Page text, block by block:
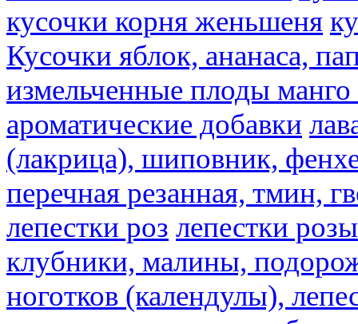
кусочки корня женьшеня
Кусочки яблок, ананаса,
измельченные плоды
ароматические добавки
(лакрица), шиповник,
перечная резанная, тмин,
лепестки роз лепестки розы
клубники, малины,
ноготков (календулы),